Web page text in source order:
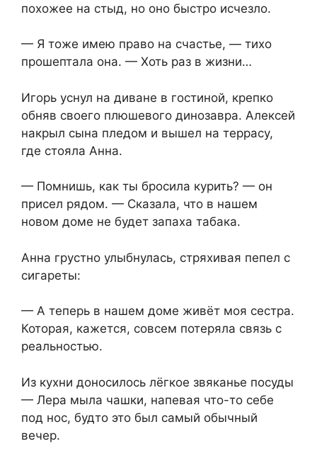
похожее на стыд, но оно быстро исчезло.
— Я тоже имею право на счастье, — тихо
прошептала она. — Хоть раз в жизни…
Игорь уснул на диване в гостиной, крепко
обняв своего плюшевого динозавра. Алексей
накрыл сына пледом и вышел на террасу,
где стояла Анна.
— Помнишь, как ты бросила курить? — он
присел рядом. — Сказала, что в нашем
новом доме не будет запаха табака.
Анна грустно улыбнулась, стряхивая пепел с
сигареты:
— А теперь в нашем доме живёт моя сестра.
Которая, кажется, совсем потеряла связь с
реальностью.
Из кухни доносилось лёгкое звяканье посуды
— Лера мыла чашки, напевая что-то себе
под нос, будто это был самый обычный
вечер.